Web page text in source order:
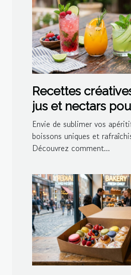
Recettes
jus et nectars
cocktails maison
Envie de sublimer vos
boissons uniques et
Découvrez comment...